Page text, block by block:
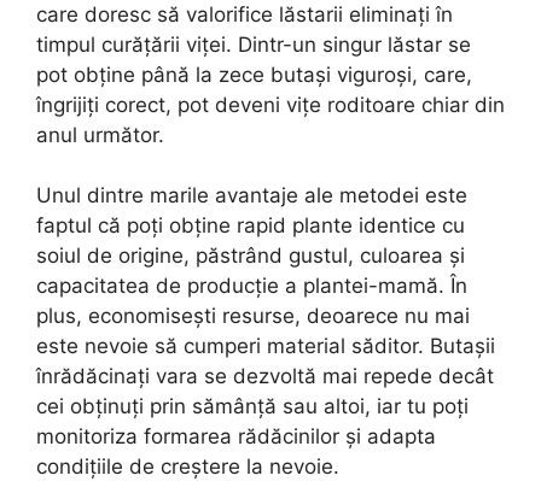
care doresc să valorifice lăstarii eliminați în
timpul curățării viței. Dintr-un singur lăstar se
pot obține până la zece butași viguroși, care,
îngrijiți corect, pot deveni vițe roditoare chiar din
anul următor.
Unul dintre marile avantaje ale metodei este
faptul că poți obține rapid plante identice cu
soiul de origine, păstrând gustul, culoarea și
capacitatea de producție a plantei-mamă. În
plus, economisești resurse, deoarece nu mai
este nevoie să cumperi material săditor. Butașii
înrădăcinați vara se dezvoltă mai repede decât
cei obținuți prin sămânță sau altoi, iar tu poți
monitoriza formarea rădăcinilor și adapta
condițiile de creștere la nevoie.